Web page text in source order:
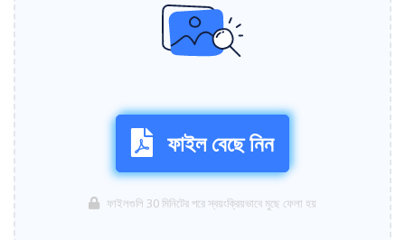
ফাইল বেছে নিন
ফাইলগুলি 30 মিনিটের পরে স্বয়ংক্রিয়ভাবে মুছে ফেলা হয়